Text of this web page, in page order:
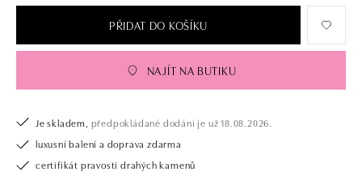
PŘIDAT DO KOŠÍKU
NAJÍT NA BUTIKU
Je skladem, předpokládané dodání je už 18.08.2026.
luxusní balení a doprava zdarma
certifikát pravosti drahých kamenů